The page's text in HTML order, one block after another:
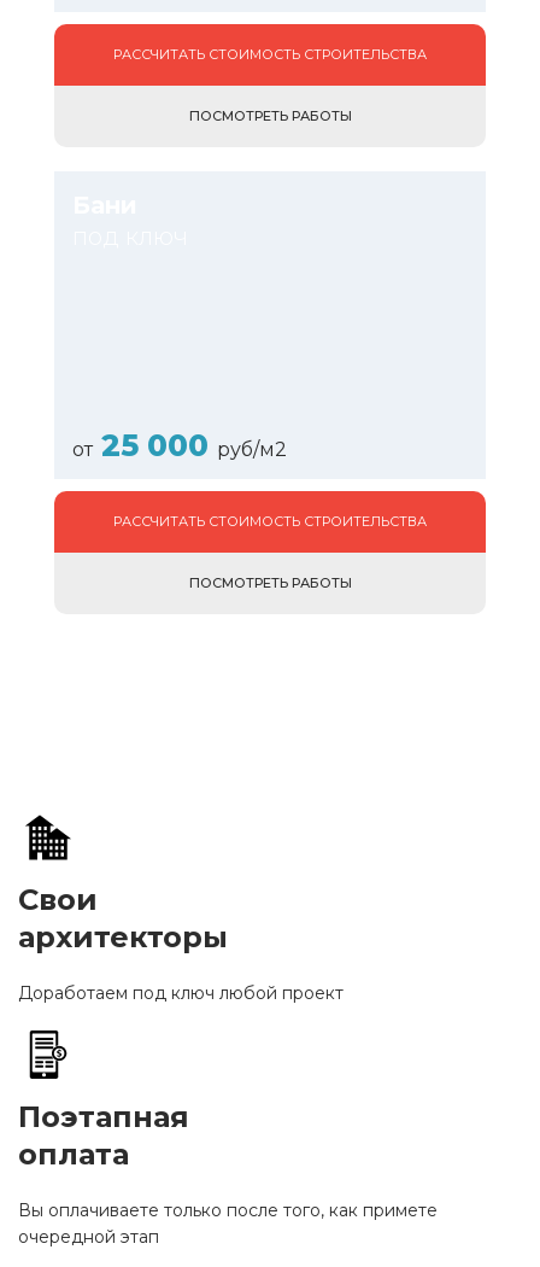
РАССЧИТАТЬ СТОИМОСТЬ СТРОИТЕЛЬСТВА
ПОСМОТРЕТЬ РАБОТЫ
от25 000 руб/м2
РАССЧИТАТЬ СТОИМОСТЬ СТРОИТЕЛЬСТВА
ПОСМОТРЕТЬ РАБОТЫ
Свои
архитекторы
Доработаем под ключ любой проект
Поэтапная
оплата
Вы оплачиваете только после того, как примете
очередной этап